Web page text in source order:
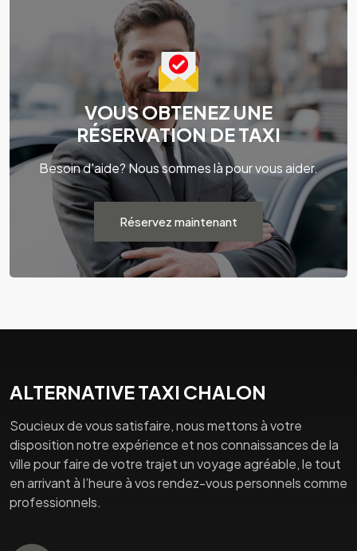
VOUS OBTENEZ UNE
RÉSERVATION DE TAXI
Besoin d'aide? Nous sommes là pour vous aider.
Réservez maintenant
ALTERNATIVE TAXI CHALON
Soucieux de vous satisfaire, nous mettons à votre
disposition notre expérience et nos connaissances de la
ville pour faire de votre trajet un voyage agréable, le tout
en arrivant à l’heure à vos rendez-vous personnels comme
professionnels.